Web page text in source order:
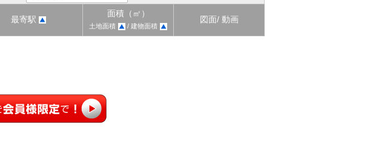
最寄駅
面積（㎡）
土地面積 / 建物面積
図面/ 動画